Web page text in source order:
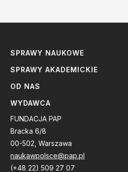
SPRAWY NAUKOWE
SPRAWY AKADEMICKIE
OD NAS
WYDAWCA
FUNDACJA PAP
Bracka 6/8
00-502, Warszawa
naukawpolsce@pap.pl
(+48 22) 509 27 07